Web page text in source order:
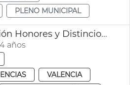
PLENO MUNICIPAL
Pleno. Aprobación Honores y Distinciones 2021
años
VALENCIA